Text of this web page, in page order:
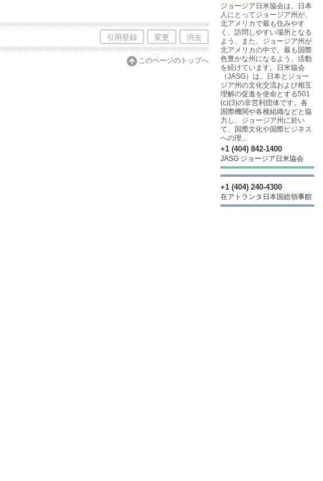
引用登録 変更 消去
このページのトップへ
ジョージア日米協会は、日本
人にとってジョージア州が、
北アメリカで最も住みやす
く、訪問しやすい場所となる
よう、また、ジョージア州が
北アメリカの中で、最も国際
色豊かな州になるよう、活動
を続けています。日米協会
（JASG）は、日本とジョー
ジア州の文化交流および相互
理解の促進を使命とする501
(c)(3)の非営利団体です。各
国際機関や各種組織などと協
力し、ジョージア州に於い
て、国際文化や国際ビジネス
への理...
+1 (404) 842-1400
JASG ジョージア日米協会
+1 (404) 240-4300
在アトランタ日本国総領事館